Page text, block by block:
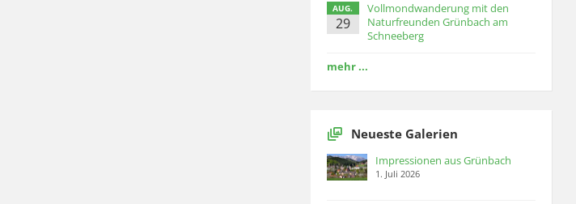
AUG.
29
Vollmondwanderung mit den
Naturfreunden Grünbach am
Schneeberg
mehr ...
Neueste Galerien
Impressionen aus Grünbach
1. Juli 2026